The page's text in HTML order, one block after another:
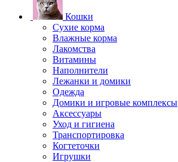
Кошки
Сухие корма
Влажные корма
Лакомства
Витамины
Наполнители
Лежанки и домики
Одежда
Домики и игровые комплексы
Аксессуары
Уход и гигиена
Транспортировка
Когтеточки
Игрушки